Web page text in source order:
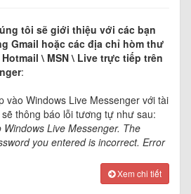
tôi sẽ giới thiệu với các bạn
Gmail hoặc các địa chỉ hòm thư
\ MSN \ Live trực tiếp trên
:
vào Windows Live Messenger với tài
thông báo lỗi tương tự như sau:
Windows Live Messenger. The
you entered is incorrect. Error
Xem chi tiết